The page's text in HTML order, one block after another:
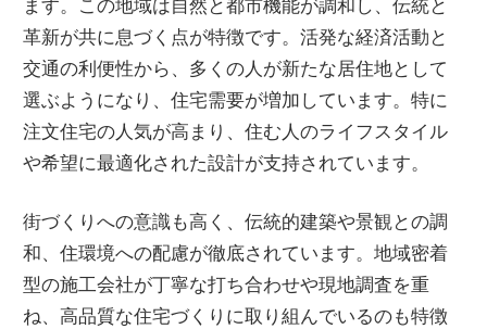
革新が共に息づく点が特徴です。活発な経済活動と
交通の利便性から、多くの人が新たな居住地として
選ぶようになり、住宅需要が増加しています。特に
注文住宅の人気が高まり、住む人のライフスタイル
や希望に最適化された設計が支持されています。
街づくりへの意識も高く、伝統的建築や景観との調
和、住環境への配慮が徹底されています。地域密着
型の施工会社が丁寧な打ち合わせや現地調査を重
ね、高品質な住宅づくりに取り組んでいるのも特徴